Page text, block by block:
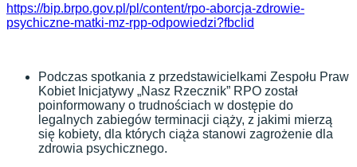
https://bip.brpo.gov.pl/pl/content/rpo-aborcja-zdrowie-
psychiczne-matki-mz-rpp-odpowiedzi?fbclid
Podczas spotkania z przedstawicielkami Zespołu Praw
Kobiet Inicjatywy „Nasz Rzecznik” RPO został
poinformowany o trudnościach w dostępie do
legalnych zabiegów terminacji ciąży, z jakimi mierzą
się kobiety, dla których ciąża stanowi zagrożenie dla
zdrowia psychicznego.